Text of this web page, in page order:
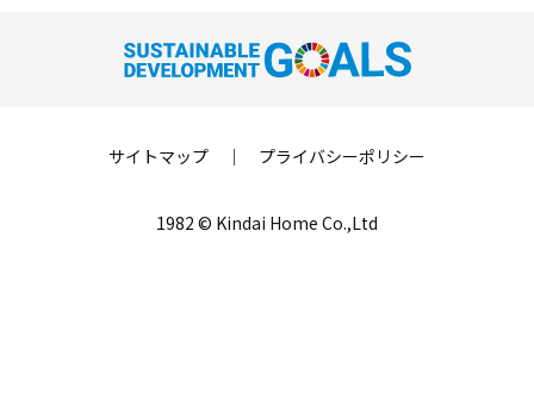
サイトマップ ｜ プライバシーポリシー
1982 © Kindai Home Co.,Ltd